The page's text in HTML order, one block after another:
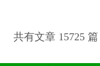
共有文章 15725